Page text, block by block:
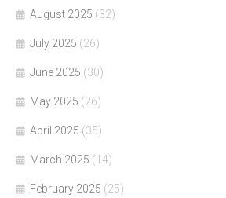
August 2025 (32)
July 2025 (26)
June 2025 (30)
May 2025 (26)
April 2025 (35)
March 2025 (14)
February 2025 (25)